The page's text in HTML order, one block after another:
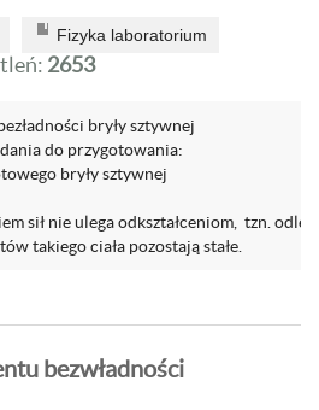
Fizyka laboratorium
2653
bryły sztywnej
do przygotowania:
bryły sztywnej
sił nie ulega odkształceniom, tzn.
takiego ciała pozostają stałe.
bezwładności